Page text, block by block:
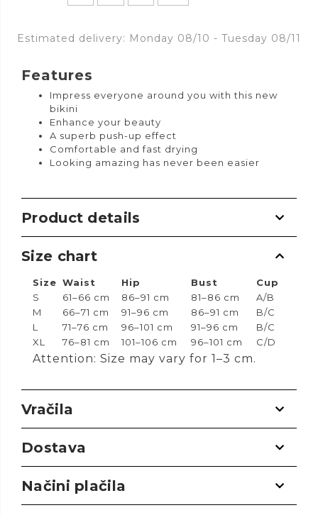
Estimated delivery: Monday 08/10 - Tuesday 08/11
Features
Impress everyone around you with this new
bikini
Enhance your beauty
A superb push-up effect
Comfortable and fast drying
Looking amazing has never been easier
Product details
Size chart
Size Waist Hip Bust
Cup
S
61–66 cm 86–91 cm 81–86 cm
A/B
M
66–71 cm 91–96 cm 86–91 cm
B/C
L
71–76 cm 96–101 cm 91–96 cm
B/C
XL
76–81 cm 101–106 cm 96–101 cm C/D
Attention: Size may vary for 1–3 cm.
Vračila
Dostava
Načini plačila